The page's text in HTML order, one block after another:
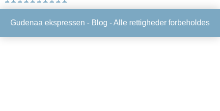
Gudenaa ekspressen - Blog - Alle rettigheder forbeholdes